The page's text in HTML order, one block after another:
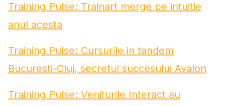
Training Pulse: Trainart merge pe intuitie
anul acesta
Training Pulse: Cursurile in tandem
Bucuresti-Cluj, secretul succesului Avalon
Training Pulse: Veniturile Interact au